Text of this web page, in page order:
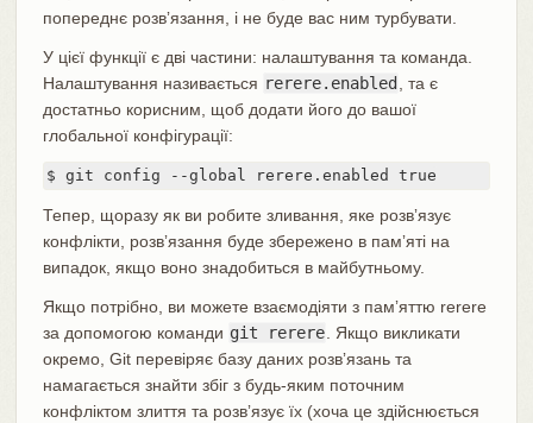
попереднє розвʼязання, і не буде вас ним турбувати.
У цієї функції є дві частини: налаштування та команда.
Налаштування називається rerere.enabled , та є
достатньо корисним, щоб додати його до вашої
глобальної конфігурації:
$ git config --global rerere.enabled true
Тепер, щоразу як ви робите зливання, яке розвʼязує
конфлікти, розвʼязання буде збережено в памʼяті на
випадок, якщо воно знадобиться в майбутньому.
Якщо потрібно, ви можете взаємодіяти з памʼяттю rerere
за допомогою команди git rerere. Якщо викликати
окремо, Git перевіряє базу даних розвʼязань та
намагається знайти збіг з будь-яким поточним
конфліктом злиття та розвʼязує їх (хоча це здійснюється